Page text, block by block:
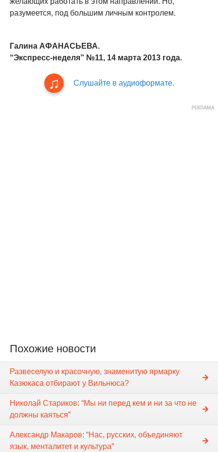
разумеется, под большим личным контролем.
Галина АФАНАСЬЕВА.
“Экспресс-неделя” №11, 14 марта 2013 года.
Слушайте в аудиоформате.
Похожие новости
Развеселую и красочную, знаменитую ярмарку
Казюкаса отбирают у Вильнюса?
Николай Стариков: “Мы ни перед кем и ни за что не
должны каяться”
Александр Макаров: “Нас, русских, объединяют
язык, менталитет и культура”